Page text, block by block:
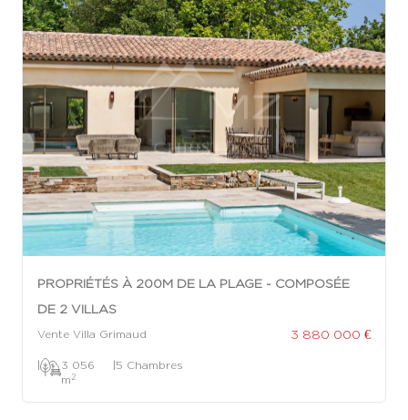
PROPRIÉTÉS À 200M DE LA PLAGE - COMPOSÉE
DE 2 VILLAS
Vente Villa Grimaud 3 880 000 €
|
3 056
m 2
|5 Chambres